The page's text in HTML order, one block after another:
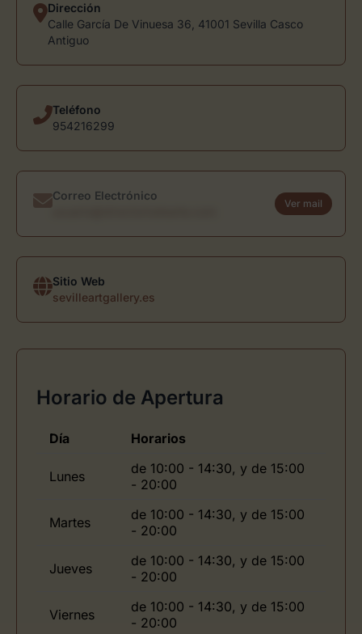
Dirección
Calle García De Vinuesa 36, 41001 Sevilla Casco
Antiguo
Teléfono
954216299
Correo Electrónico
Ver mail
Sitio Web
sevilleartgallery.es
Horario de Apertura
Día Horarios
Lunes
de 10:00 - 14:30, y de 15:00
- 20:00
Martes
de 10:00 - 14:30, y de 15:00
- 20:00
Jueves
de 10:00 - 14:30, y de 15:00
- 20:00
Viernes
de 10:00 - 14:30, y de 15:00
- 20:00